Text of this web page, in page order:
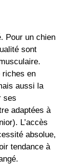
Pour un chien
sont
riches en
aussi la
ses
adaptées à
L’accès
absolue,
tendance à